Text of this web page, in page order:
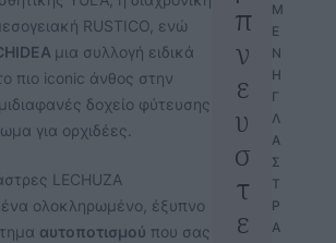
RUSTICO, ενώ
μια συλλογή ειδικά
πιο iconic άνθος στην
δοχείο φύτευσης
για ορχιδέες.
LECHUZA
ολοκληρωμένο, έξυπνο
αυτοποτισμού που σας
π
ν
ε
υ
σ
τ
ε
Μ
Ε
Ν
Η
Γ
Λ
Α
Σ
Τ
Ρ
Α